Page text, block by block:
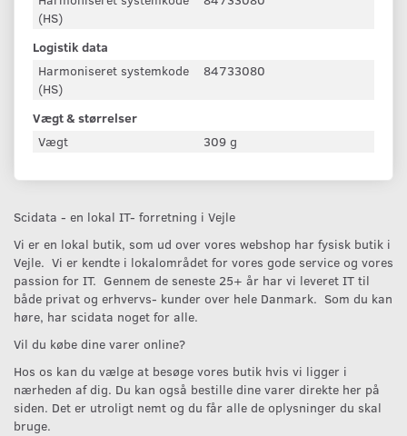
(HS)
Logistik data
Harmoniseret systemkode
(HS)
84733080
Vægt & størrelser
Vægt
309 g
Scidata - en lokal IT- forretning i Vejle
Vi er en lokal butik, som ud over vores webshop har fysisk butik i
Vejle. Vi er kendte i lokalområdet for vores gode service og vores
passion for IT. Gennem de seneste 25+ år har vi leveret IT til
både privat og erhvervs- kunder over hele Danmark. Som du kan
høre, har scidata noget for alle.
Vil du købe dine varer online?
Hos os kan du vælge at besøge vores butik hvis vi ligger i
nærheden af dig. Du kan også bestille dine varer direkte her på
siden. Det er utroligt nemt og du får alle de oplysninger du skal
bruge.